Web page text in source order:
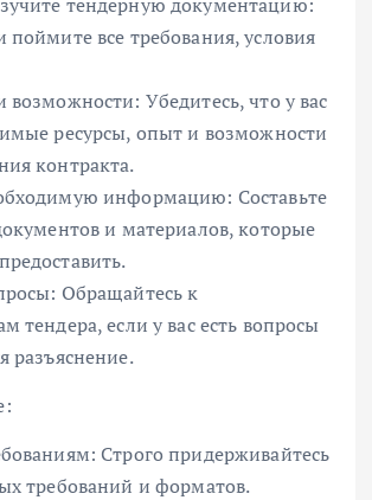
поймите все требования, условия
возможности: Убедитесь, что у вас
ресурсы, опыт и возможности
контракта.
информацию: Составьте
и материалов, которые
Обращайтесь к
тендера, если у вас есть вопросы
разъяснение.
Строго придерживайтесь
требований и форматов.